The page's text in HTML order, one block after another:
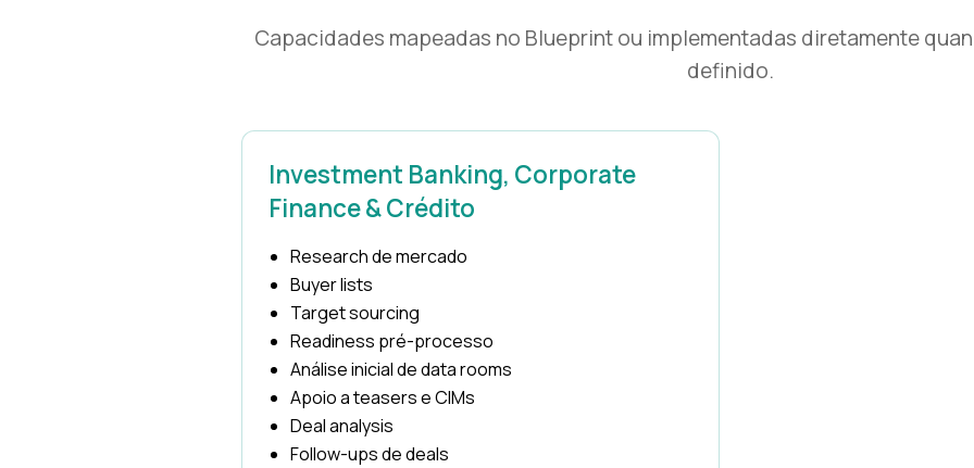
Capacidades mapeadas no Blueprint ou implementadas diretamente
definido.
Investment Banking, Corporate
Finance & Crédito
Research de mercado
Buyer lists
Target sourcing
Readiness pré-processo
Análise inicial de data rooms
Apoio a teasers e CIMs
Deal analysis
Follow-ups de deals